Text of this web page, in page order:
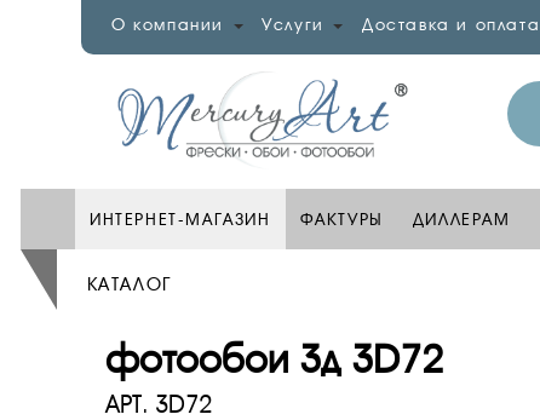
О компании Услуги Доставка и оплата
ИНТЕРНЕТ-МАГАЗИН ФАКТУРЫ ДИЛЛЕРАМ
КАТАЛОГ
фотообои 3д 3D72
АРТ. 3D72